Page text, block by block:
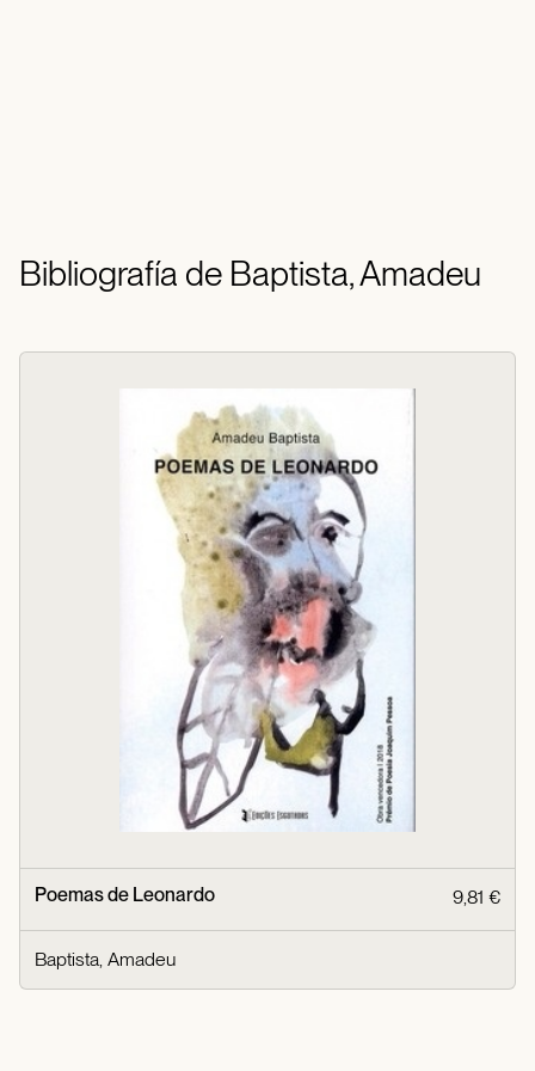
Bibliografía de Baptista, Amadeu
Poemas de Leonardo 9,81 €
Baptista, Amadeu